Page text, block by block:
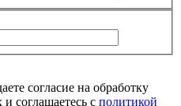
согласие на обработку
соглашаетесь с политикой